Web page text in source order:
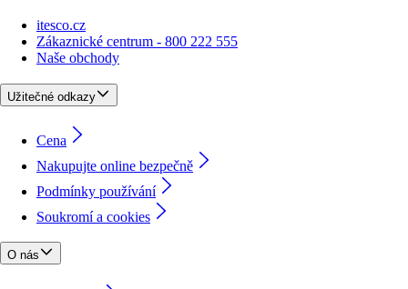
itesco.cz
Zákaznické centrum - 800 222 555
Naše obchody
Užitečné odkazy
Cena
Nakupujte online bezpečně
Podmínky používání
Soukromí a cookies
O nás